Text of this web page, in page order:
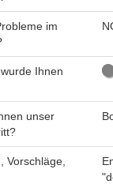
im
Ihnen
unser
Vorschläge,